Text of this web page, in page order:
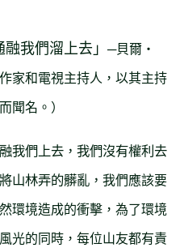
我們溜上去」 ─貝爾‧
家和電視主持人，以其主持
聞名。）
我們上去，我們沒有權利去
山林弄的髒亂， 我們應該要
環境造成的衝擊，為了環境
光的同時，每位山友都有責